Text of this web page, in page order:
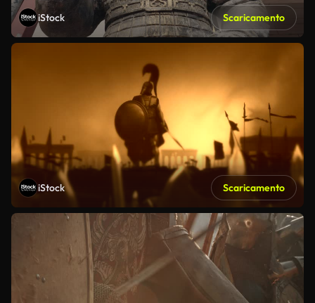
iStock Scaricamento
iStock Scaricamento